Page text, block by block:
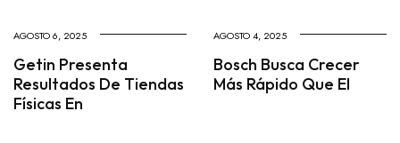
AGOSTO 6, 2025
Getin Presenta
Resultados De Tiendas
Físicas En
AGOSTO 4, 2025
Bosch Busca Crecer
Más Rápido Que El